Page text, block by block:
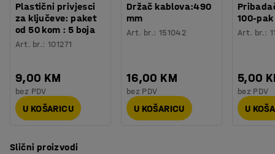
Nosivost police (ravnomjerno raspoređene): 55
Nosivost sekcija: 150
Težina: 28,85
Testirano: EN 16121:2023
Plastični privjesci
za ključeve: paket
od 50 kom : 5 boja
Art. br.:101271
9,00 KM
bez PDV
U KOŠARICU
Držač kablova:490
mm
Art. br.: 151042
16,00 KM
bez PDV
U KOŠARICU
100-pak
Art. br.:
5,00
bez PDV
U
Slični proizvodi